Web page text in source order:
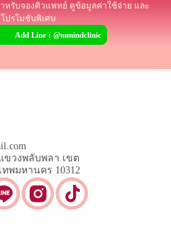
หรับจองคิวแพทย์ ดูข้อมูลค่าใช้จ่าย และ
ปรโมชันพิเศษ
Add Line : @mmindclinic
ขวงพลับพลา เขต
ทพมหานคร 10312